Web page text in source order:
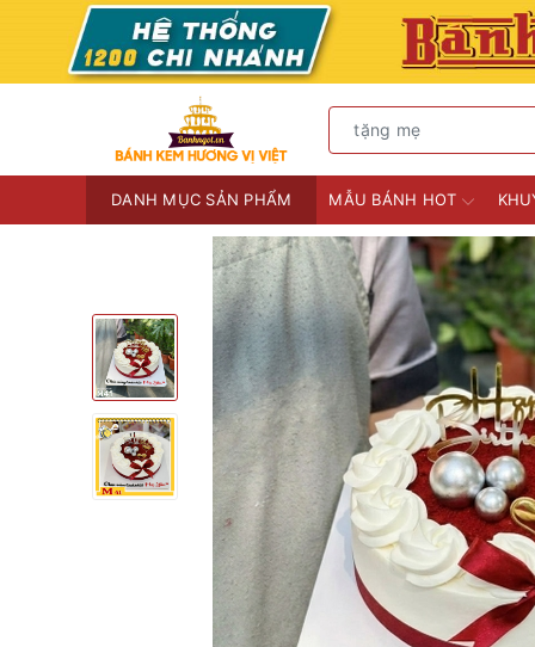
DANH MỤC SẢN PHẨM MẪU BÁNH HOT